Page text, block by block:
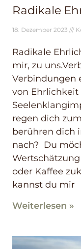
Radikale
18. Dezember 2023
Radikale
mir, zu
Verbindungen
von Ehrlichkeit
regen dich
berühren dich
nach? Du
Wertschätzung
oder Kaffee
kannst du mir
Weiterlesen »